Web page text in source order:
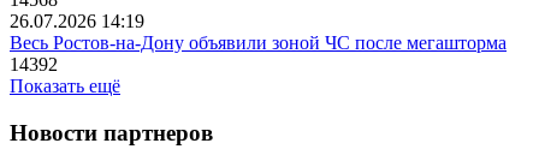
26.07.2026 14:19
Весь Ростов-на-Дону объявили зоной ЧС после мегашторма
14392
Показать ещё
Новости партнеров